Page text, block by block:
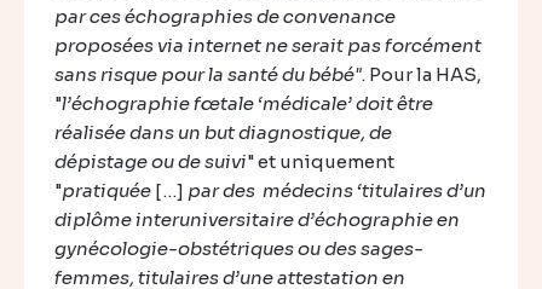
par ces échographies de convenance
proposées via internet ne serait pas forcément
sans risque pour la santé du bébé". Pour la HAS,
"l’échographie fœtale ‘médicale’ doit être
réalisée dans un but diagnostique, de
dépistage ou de suivi" et uniquement
"pratiquée […] par des médecins ‘titulaires d’un
diplôme interuniversitaire d’échographie en
gynécologie-obstétriques ou des sages-
femmes, titulaires d’une attestation en